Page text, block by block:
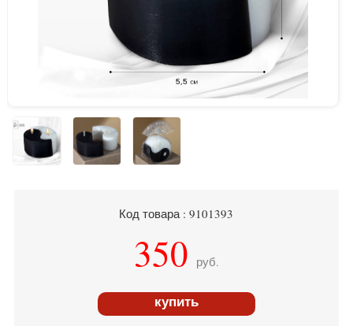
Код товара : 9101393
350 руб.
купить